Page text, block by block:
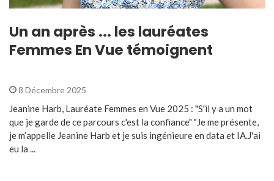
Un an après ... les lauréates
Femmes En Vue témoignent
8 Décembre 2025
Jeanine Harb, Lauréate Femmes en Vue 2025 : "S'il y a un mot
que je garde de ce parcours c'est la confiance" "Je me présente,
je m’appelle Jeanine Harb et je suis ingénieure en data et IA.J'ai
eu la ...